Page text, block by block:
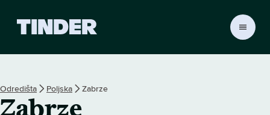
r
Odredišta Poljska Zabrze
Zabrze